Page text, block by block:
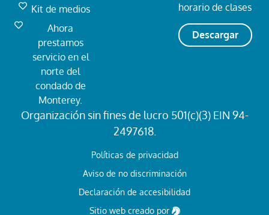
Kit de medios
Ahora
prestamos
servicio en el
norte del
condado de
Monterey.
horario de clases
Descargar
Organización sin fines de lucro 501(c)(3) EIN 94-
2497618.
Políticas de privacidad
Aviso de no discriminación
Declaración de accesibilidad
Sitio web creado por